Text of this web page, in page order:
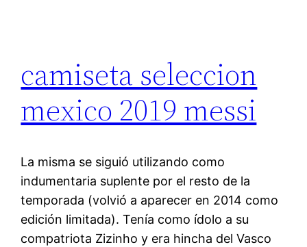
camiseta seleccion
mexico 2019 messi
La misma se siguió utilizando como
indumentaria suplente por el resto de la
temporada (volvió a aparecer en 2014 como
edición limitada). Tenía como ídolo a su
compatriota Zizinho y era hincha del Vasco